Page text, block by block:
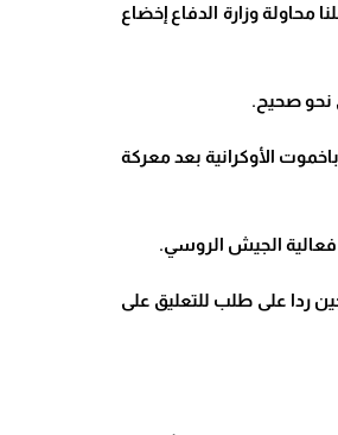
وزارة الدفاع إخضاع
نحو صحيح.
الأوكرانية بعد معركة
الجيش الروسي.
ردا على طلب للتعليق على